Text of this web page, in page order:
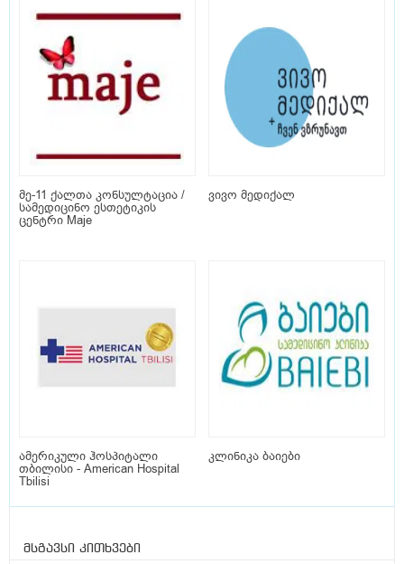
მე-11 ქალთა კონსულტაცია /
სამედიცინო ესთეტიკის
ცენტრი Maje
ვივო მედიქალ
ამერიკული ჰოსპიტალი
თბილისი - American Hospital
Tbilisi
კლინიკა ბაიები
მსგავსი კითხვები